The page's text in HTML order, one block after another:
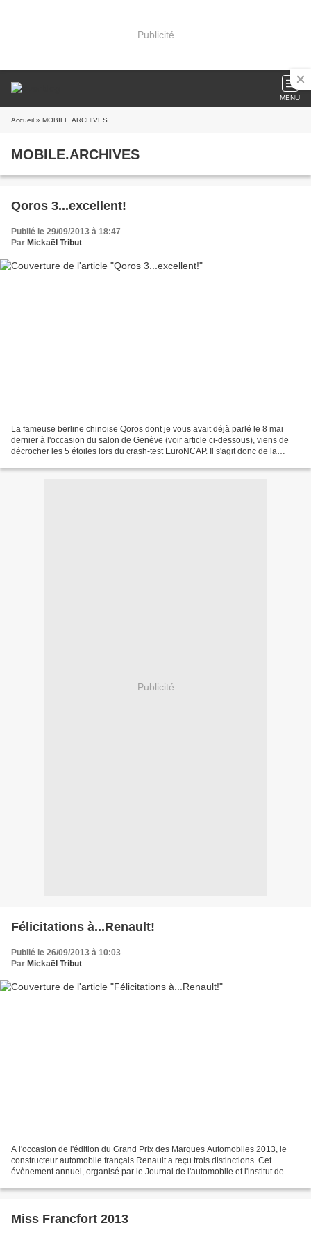
Publicité
MENU
Accueil » MOBILE.ARCHIVES
MOBILE.ARCHIVES
Qoros 3...excellent!
Publié le 29/09/2013 à 18:47
Par Mickaël Tribut
La fameuse berline chinoise Qoros dont je vous avait déjà parlé le 8 mai
dernier à l'occasion du salon de Genève (voir article ci-dessous), viens de
décrocher les 5 étoiles lors du crash-test EuroNCAP. Il s'agit donc de la
Publicité
Félicitations à...Renault!
Publié le 26/09/2013 à 10:03
Par Mickaël Tribut
A l'occasion de l'édition du Grand Prix des Marques Automobiles 2013, le
constructeur automobile français Renault a reçu trois distinctions. Cet
évènement annuel, organisé par le Journal de l'automobile et l'institut de
Miss Francfort 2013